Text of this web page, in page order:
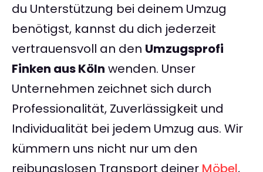
du Unterstützung bei deinem Umzug
benötigst, kannst du dich jederzeit
vertrauensvoll an den Umzugsprofi
Finken aus Köln wenden. Unser
Unternehmen zeichnet sich durch
Professionalität, Zuverlässigkeit und
Individualität bei jedem Umzug aus. Wir
kümmern uns nicht nur um den